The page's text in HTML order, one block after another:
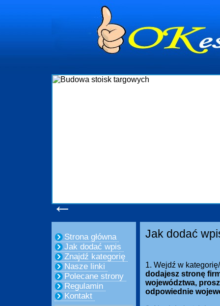
←
Strona główna
Jak dodać wpis
Znajdź kategorię
Nasze linki
Polecane strony
Regulamin
Kontakt
Jak dodać
1. Wejdź w
dodajesz stronę
województwa,
odpowiednie